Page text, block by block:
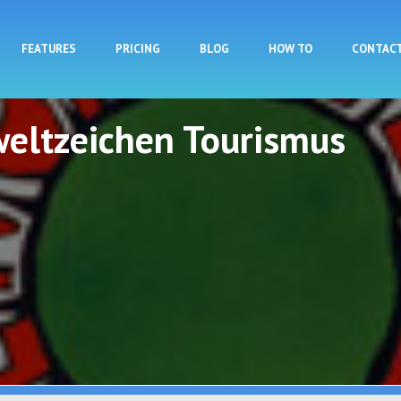
FEATURES PRICING BLOG HOW TO
Tourismus